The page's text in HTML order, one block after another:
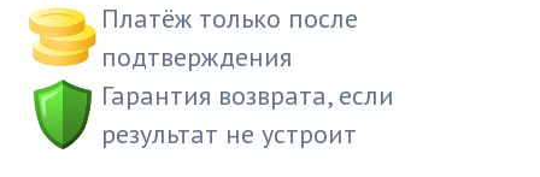
Платёж только после
подтверждения
Гарантия возврата, если
результат не устроит